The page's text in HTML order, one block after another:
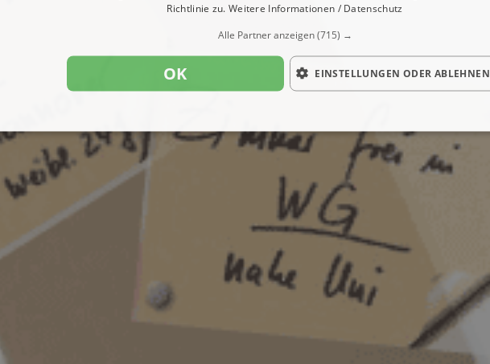
Richtlinie zu. Weitere Informationen / Datenschutz
Alle Partner anzeigen(715) →
OK EINSTELLUNGEN ODER ABLEHNEN